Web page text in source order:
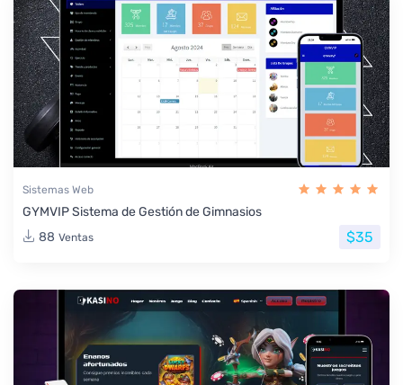
Sistemas Web
GYMVIP Sistema de Gestión de Gimnasios
88 Ventas $35